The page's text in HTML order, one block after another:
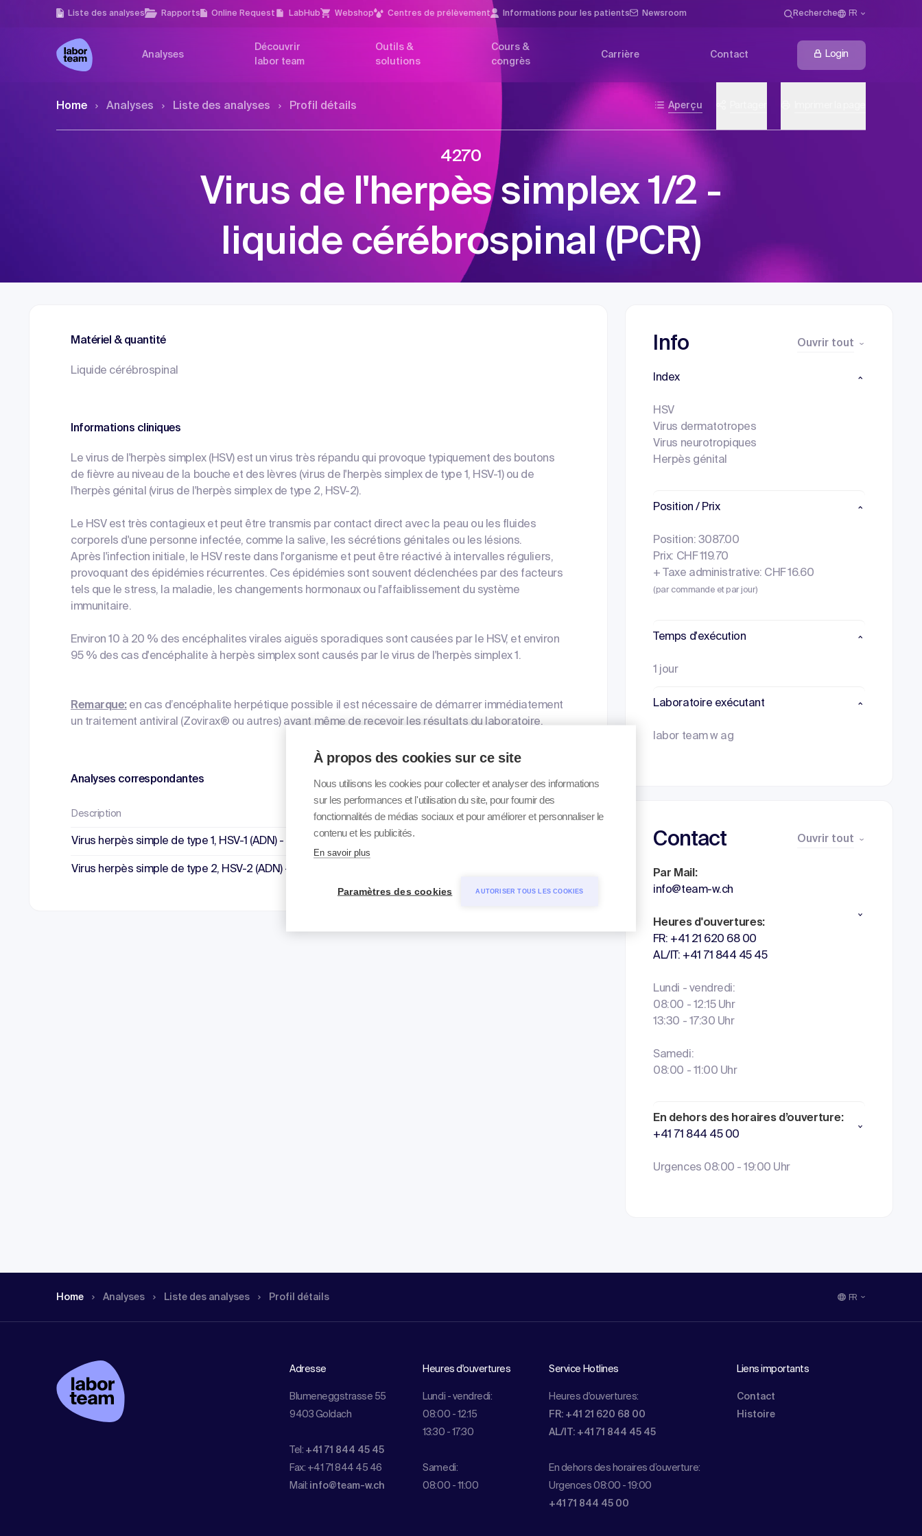
Liste des analyses Rapports Online Request LabHub Webshop Centres de prélèvement Infor­mations pour les patients Newsroom Recherche FR
Analyses
Découvrir
labor team
Outils &
solutions
Cours &
congrès
Carrière Contact Login
Home Analyses Liste des analyses Profil détails Aperçu
4270
Virus de l'herpès simplex 1/2 -
liquide cérébrospinal (PCR)
Matériel & quantité
Liquide cérébrospinal
Informations cliniques
Le virus de l'herpès simplex (HSV) est un virus très répandu qui provoque typiquement des boutons
de fièvre au niveau de la bouche et des lèvres (virus de l'herpès simplex de type 1, HSV-1) ou de
l'herpès génital (virus de l'herpès simplex de type 2, HSV-2).
Le HSV est très contagieux et peut être transmis par contact direct avec la peau ou les fluides
corporels d'une personne infectée, comme la salive, les sécrétions génitales ou les lésions.
Après l'infection initiale, le HSV reste dans l'organisme et peut être réactivé à intervalles réguliers,
provoquant des épidémies récurrentes. Ces épidémies sont souvent déclenchées par des facteurs
tels que le stress, la maladie, les changements hormonaux ou l'affaiblissement du système
immunitaire.
Environ 10 à 20 % des encéphalites virales aiguës sporadiques sont causées par le HSV, et environ
95 % des cas d'encéphalite à herpès simplex sont causés par le virus de l'herpès simplex 1.
Remarque:en cas d’encéphalite herpétique possible il est nécessaire de démarrer immédiatement
un traitement antiviral (Zovirax® ou autres) avant même de recevoir les résultats du laboratoire.
Analyses correspondantes
Description
Virus herpès simple de type 1, HSV-1 (ADN) - PCR
Virus herpès simple de type 2, HSV-2 (ADN) - PCR
Info Ouvrir tout
Index
HSV
Virus dermatotropes
Virus neurotropiques
Herpès génital
Position / Prix
Position: 3087.00
Prix: CHF 119.70
+ Taxe administrative: CHF 16.60
(par commande et par jour)
Temps d'exécution
1 jour
Laboratoire exécutant
labor team w ag
Contact Ouvrir tout
Par Mail:
info@team-w.ch
Heures d'ouvertures:
FR: +41 21 620 68 00
AL/IT: +41 71 844 45 45
Lundi - vendredi:
08:00 - 12:15 Uhr
13:30 - 17:30 Uhr
Samedi:
08:00 - 11:00 Uhr
En dehors des horaires d’ouverture:
+41 71 844 45 00
Urgences 08:00 - 19:00 Uhr
Home Analyses Liste des analyses Profil détails FR
Adresse
Blumeneggstrasse 55
9403 Goldach
Tel: +41 71 844 45 45
Fax: +41 71 844 45 46
Mail: info@team-w.ch
Heures d'ouvertures
Lundi - vendredi:
08:00 - 12:15
13:30 - 17:30
Samedi:
08:00 - 11:00
Service Hotlines
Heures d'ouvertures:
FR: +41 21 620 68 00
AL/IT: +41 71 844 45 45
En dehors des horaires d’ouverture:
Urgences 08:00 - 19:00
+41 71 844 45 00
Liens importants
Contact
Histoire
À propos des cookies sur ce site
Nous utilisons les cookies pour collecter et analyser des informations
sur les performances et l'utilisation du site, pour fournir des
fonctionnalités de médias sociaux et pour améliorer et personnaliser le
contenu et les publicités.
En savoir plus
Paramètres des cookies AUTORISER TOUS LES COOKIES